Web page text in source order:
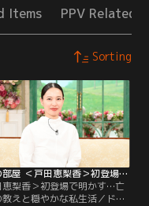
Items PPV Related
Sorting
徹子の部屋 ＜戸田恵梨香＞初登場で明かす…亡き父の教えと穏やかな私生活（2026/05/22放送分）
恵梨香＞初登場で明かす…亡
教えと穏やかな私生活／ドラ